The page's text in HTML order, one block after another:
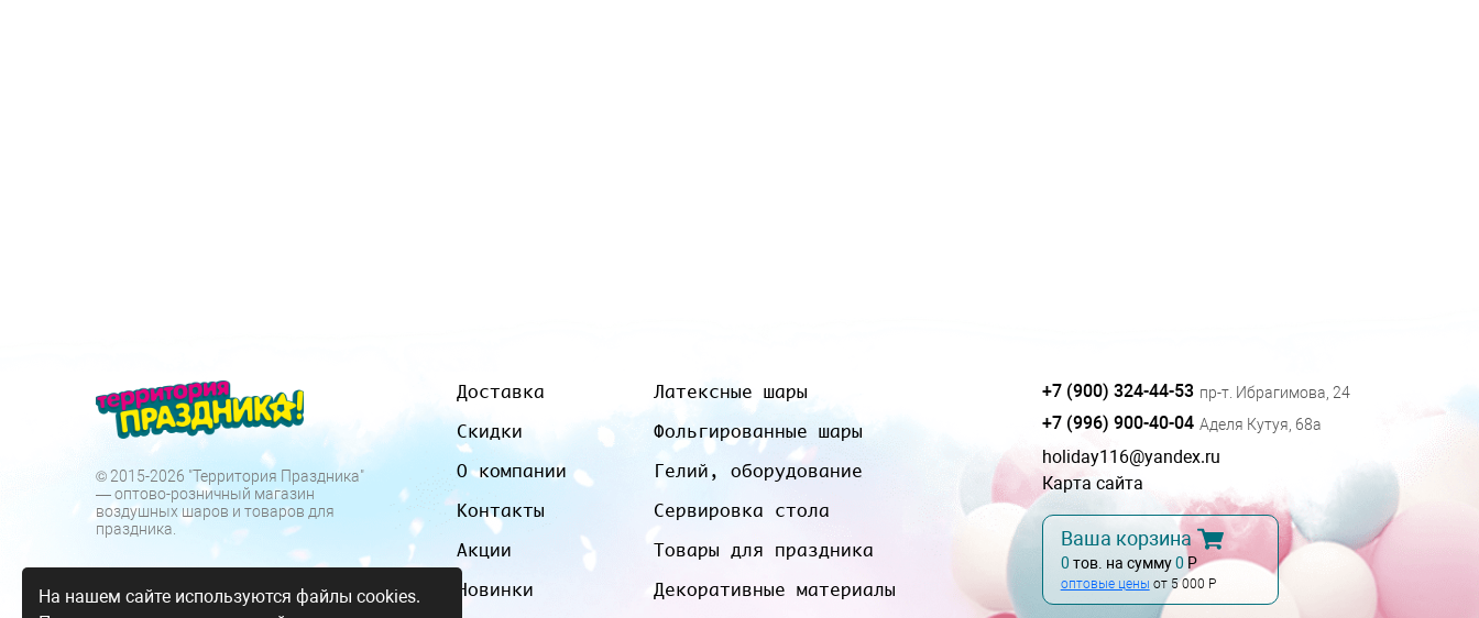
© 2015-2026 "Территория Праздника"
— оптово-розничный магазин
воздушных шаров и товаров для
праздника.
Доставка
Скидки
О компании
Контакты
Акции
Новинки
Латексные шары
Фольгированные шары
Гелий, оборудование
Сервировка стола
Товары для праздника
Декоративные материалы
+7 (900) 324-44-53 пр-т. Ибрагимова, 24
+7 (996) 900-40-04 Аделя Кутуя, 68а
holiday116@yandex.ru
Карта сайта
Ваша корзина
0 тов. на сумму0 Р
оптовые цены от 5 000 Р
На нашем сайте используются файлы cookies.